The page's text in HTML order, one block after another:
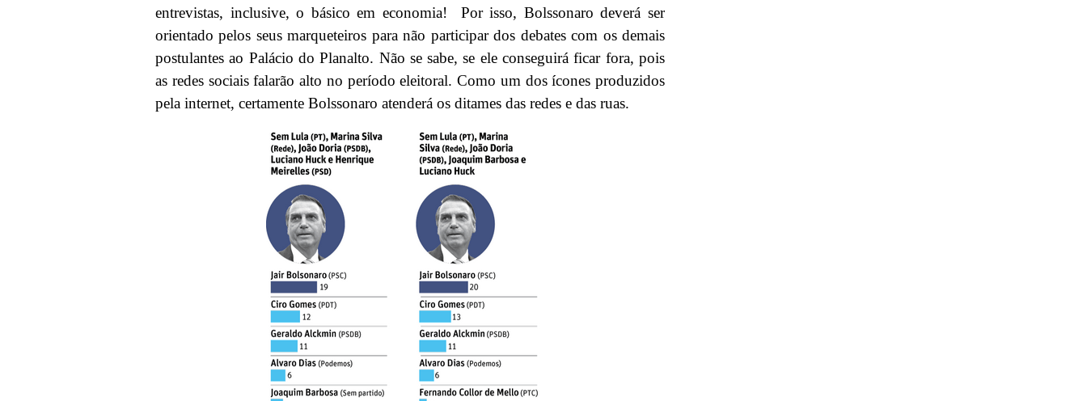
entrevistas, inclusive, o básico em economia!
Por isso, Bolssonaro deverá ser
orientado pelos seus marqueteiros para não participar dos debates com os demais
postulantes ao Palácio do Planalto. Não se sabe, se ele conseguirá ficar fora, pois
as redes sociais falarão alto no período eleitoral. Como um dos ícones produzidos
pela internet, certamente Bolssonaro atenderá os ditames das redes e das ruas.